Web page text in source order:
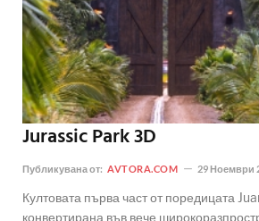
Jurassic Park 3D
Публикувана от: AVTORA.COM 29 Ноември
Култовата първа част от поредицата
конвертирана във вече